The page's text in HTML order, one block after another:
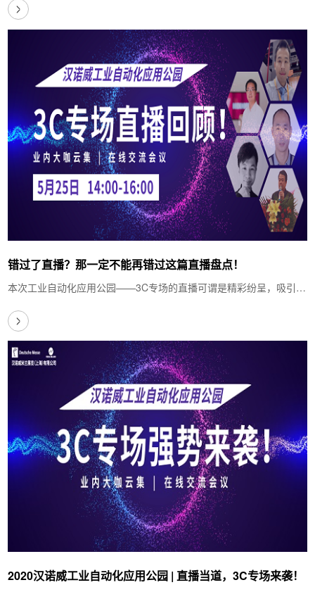
错过了直播？那一定不能再错过这篇直播盘点！
本次工业自动化应用公园——3C专场的直播可谓是精彩纷呈，吸引了
2020汉诺威工业自动化应用公园 | 直播当道，3C专场来袭！